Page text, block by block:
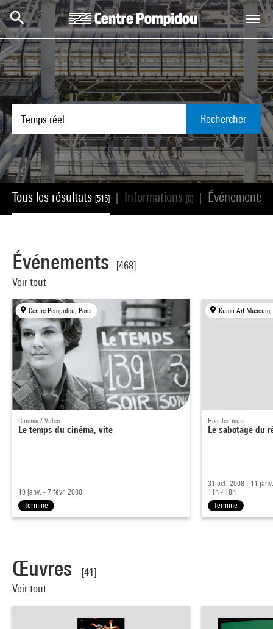
Aller au contenu principal
Centre Pompidou
Rechercher
Tous les résultats [515] Informations [0] Événements
Événements
[468]
Voir tout
Centre Pompidou, Paris
Cinéma / Vidéo
Le temps du cinéma, vite
19 janv. - 7 févr. 2000
Terminé
Kumu Art
Hors les murs
Le sabotage du
31 oct. 2008 - 11
11h - 18h
Terminé
Œuvres
[41]
Voir tout